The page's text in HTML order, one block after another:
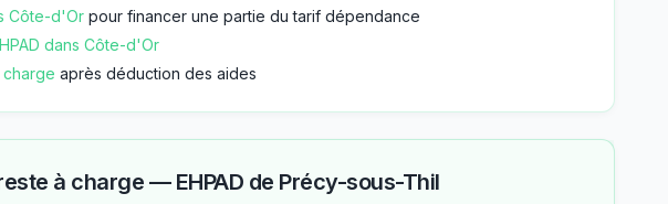
Côte-d'Or pour financer une partie du tarif dépendance
dans Côte-d'Or
après déduction des aides
à charge — EHPAD de Précy-sous-Thil